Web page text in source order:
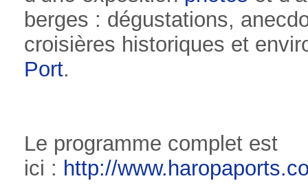
berges : dégustations,
croisières historiques et
Port.
Le programme complet est
ici : http://